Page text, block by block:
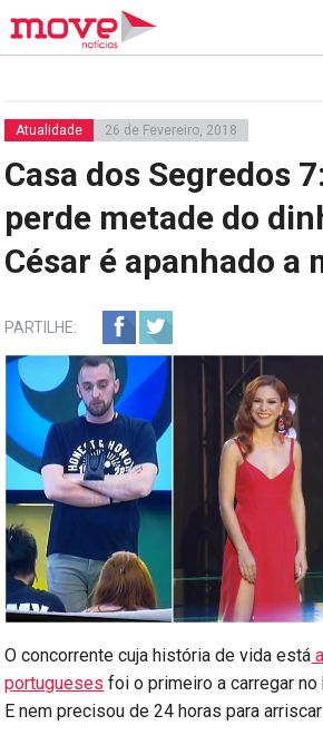
Atualidade 26 de Fevereiro, 2018
Casa dos Segredos
perde metade do
César é apanhado a
PARTILHE:
O concorrente cuja história de vida está
portugueses foi o primeiro a carregar
E nem precisou de 24 horas para